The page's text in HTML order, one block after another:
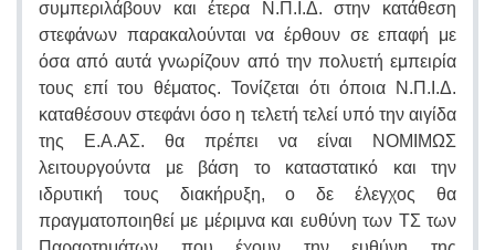
συμπεριλάβουν και έτερα Ν.Π.Ι.Δ. στην κατάθεση
στεφάνων παρακαλούνται να έρθουν σε επαφή με
όσα από αυτά γνωρίζουν από την πολυετή εμπειρία
τους επί του θέματος. Τονίζεται ότι όποια Ν.Π.Ι.Δ.
καταθέσουν στεφάνι όσο η τελετή τελεί υπό την αιγίδα
της Ε.Α.ΑΣ. θα πρέπει να είναι ΝΟΜΙΜΩΣ
λειτουργούντα με βάση το καταστατικό και την
ιδρυτική τους διακήρυξη, ο δε έλεγχος θα
πραγματοποιηθεί με μέριμνα και ευθύνη των ΤΣ των